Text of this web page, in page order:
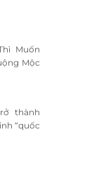
Muốn
Mộc
thành
“quốc